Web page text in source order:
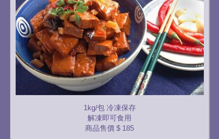
1kg/包 冷凍保存
解凍即可食用
商品售價 $ 185